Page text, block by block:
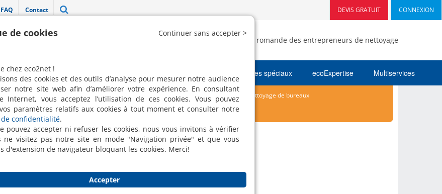
FAQ Contact CONNEXION
DEVIS GRATUIT
"Label 100 % pro" décerné par la FREN - Fédération romande des entrepreneurs de nettoyage
de nettoyage Nettoyages spéciaux ecoExpertise Multiservices
d'entretien Nos moyens Horaire & Fréquence Fourniture d'hygiène
Nettoyage de bureaux
de garderies (12 secteurs)
et bactéries
de cookies Continuer sans accepter >
chez eco2net !
des cookies et des outils d’analyse pour mesurer notre audience
notre site web afin d’améliorer votre expérience. En consultant
Internet, vous acceptez l’utilisation de ces cookies. Vous pouvez
paramètres relatifs aux cookies à tout moment et consulter notre
confidentialité.
pouvez accepter ni refuser les cookies, nous vous invitons à vérifier
ne visitez pas notre site en mode "Navigation privée" et que vous
d'extension de navigateur bloquant les cookies. Merci!
Accepter